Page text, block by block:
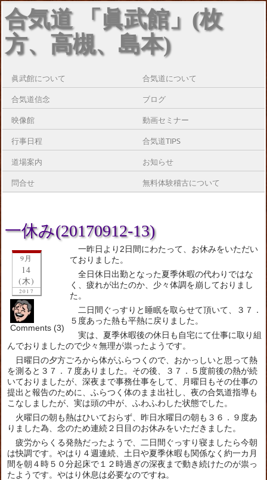
合気道 「眞武館」(枚
方、高槻、島本)
眞武館について 合気道について
合気道信念 ブログ
映像館 動画セミナー
行事日程 合気道TIPS
道場案内 お知らせ
問合せ 無料体験稽古について
一休み(20170912-13)
9月
14
(木)
2017
Comments (3)
一昨日より2日間にわたって、お休みをいただい
ておりました。
全日休日出勤となった夏季休暇の代わりではな
く、疲れが出たのか、少々体調を崩しておりまし
た。
二日間ぐっすりと睡眠を取らせて頂いて、３７．
５度あった熱も平熱に戻りました。
実は、夏季休暇後の休日も自宅にて仕事に取り組
んでおりましたので少々無理が祟ったようです。
日曜日の夕方ごろから体がふらつくので、おかっしいと思って熱
を測ると３７．７度ありました。その後、３７．５度前後の熱が続
いておりましたが、深夜まで事務仕事をして、月曜日もその仕事の
提出と報告のために、ふらつく体のまま出社し、夜の合気道指導も
こなしましたが、実は頭の中が、ふわふわした状態でした。
火曜日の朝も熱はひいておらず、昨日水曜日の朝も３６．９度あ
りました為、念のため連続２日目のお休みをいただきました。
疲労からくる発熱だったようで、二日間ぐっすり寝ましたら今朝
は快調です。やはり４週連続、土日や夏季休暇も関係なく約一カ月
間を朝４時５０分起床で１２時過ぎの深夜まで動き続けたのが祟っ
たようです。やはり休息は必要なのですね。